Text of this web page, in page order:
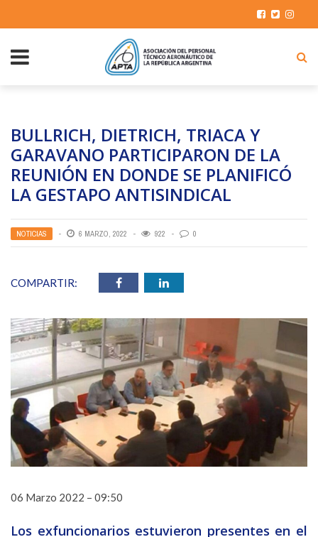
BULLRICH, DIETRICH, TRIACA Y
GARAVANO PARTICIPARON DE LA
REUNIÓN EN DONDE SE PLANIFICÓ
LA GESTAPO ANTISINDICAL
NOTICIAS 6 MARZO, 2022 922 0
COMPARTIR:
06 Marzo 2022 – 09:50
Los exfuncionarios estuvieron presentes en el